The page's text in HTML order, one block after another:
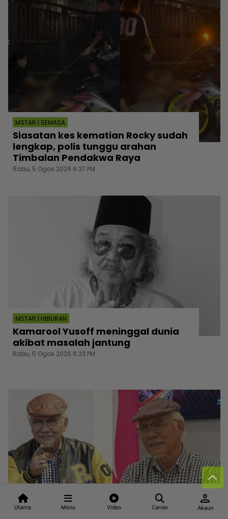
Utama Menu Video Carian
person
Akaun
MSTAR | SEMASA
Siasatan kes kematian Rocky sudah
lengkap, polis tunggu arahan
Timbalan Pendakwa Raya
Rabu, 5 Ogos 2026 6:27 PM
MSTAR | HIBURAN
Kamarool Yusoff meninggal dunia
akibat masalah jantung
Rabu, 5 Ogos 2026 6:23 PM